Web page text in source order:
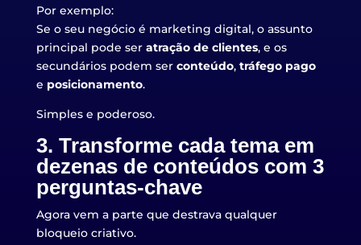
Por exemplo:
Se o seu negócio é marketing digital, o assunto
principal pode ser atração de clientes, e os
secundários podem ser conteúdo, tráfego pago
e posicionamento.
Simples e poderoso.
3. Transforme cada tema em
dezenas de conteúdos com 3
perguntas-chave
Agora vem a parte que destrava qualquer
bloqueio criativo.